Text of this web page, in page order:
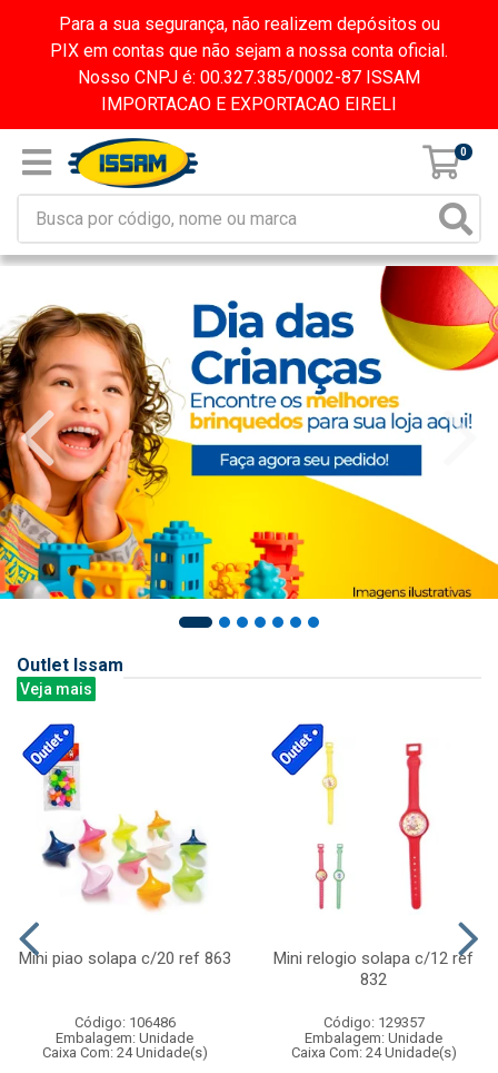
Para a sua segurança, não realizem depósitos ou
PIX em contas que não sejam a nossa conta oficial.
Nosso CNPJ é: 00.327.385/0002-87 ISSAM
IMPORTACAO E EXPORTACAO EIRELI
0
Outlet Issam
Veja mais
Mini piao solapa c/20 ref 863
Código: 106486
Embalagem: Unidade
Caixa Com: 24 Unidade(s)
Mini relogio solapa c/12 ref
832
Código: 129357
Embalagem: Unidade
Caixa Com: 24 Unidade(s)